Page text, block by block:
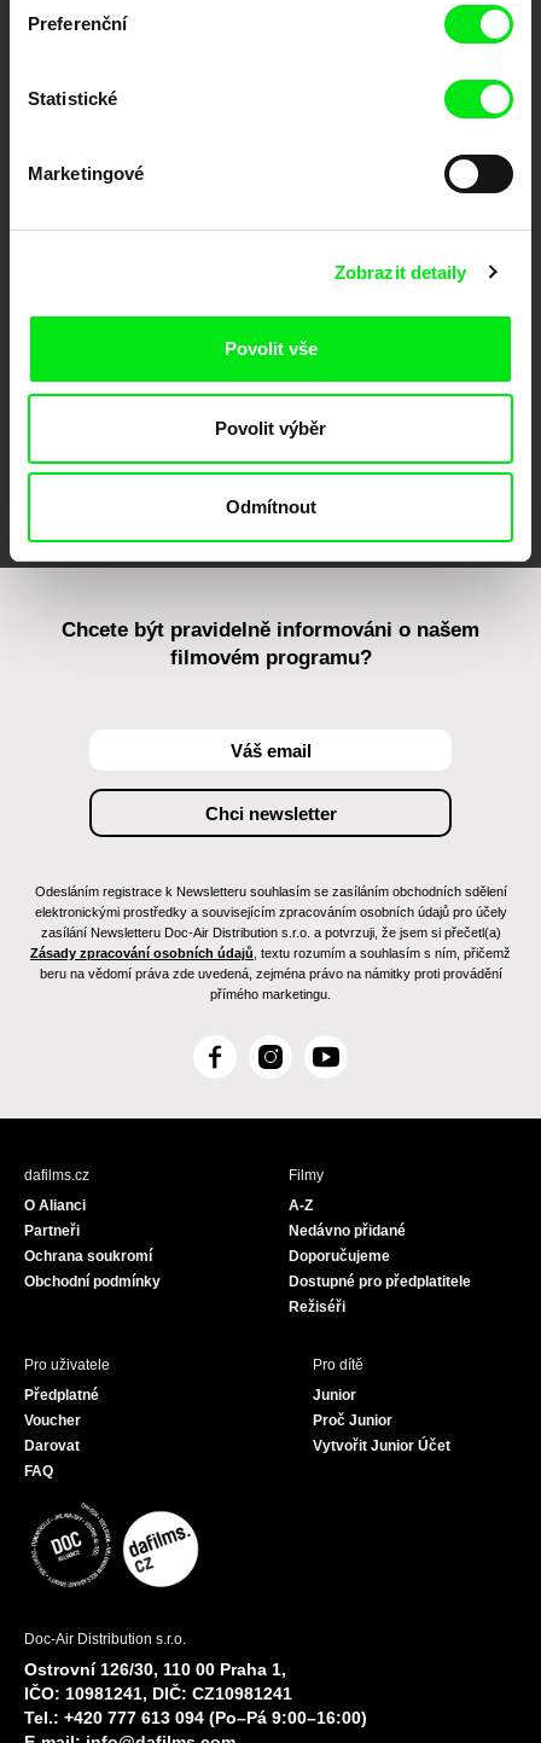
Preferenční
Statistické
Marketingové
Zobrazit detaily
Povolit vše
Povolit výběr
Odmítnout
Against Gravity
FIDMarseille MFDF Ji.hlava Visions du Réel
Chcete být pravidelně informováni o našem
filmovém programu?
Odesláním registrace k Newsletteru souhlasím se zasíláním obchodních sdělení
elektronickými prostředky a souvisejícím zpracováním osobních údajů pro účely
zasílání Newsletteru Doc-Air Distribution s.r.o. a potvrzuji, že jsem si přečetl(a)
Zásady zpracování osobních údajů , textu rozumím a souhlasím s ním, přičemž
beru na vědomí práva zde uvedená, zejména právo na námitky proti provádění
přímého marketingu.
F
c
I
s
Y
u
dafilms.cz
O Alianci
Partneři
Ochrana soukromí
Obchodní podmínky
Filmy
A-Z
Nedávno přidané
Doporučujeme
Dostupné pro předplatitele
Režiséři
Pro uživatele
Předplatné
Voucher
Darovat
FAQ
Pro dítě
Junior
Proč Junior
Vytvořit Junior Účet
Doc-Air Distribution s.r.o.
Ostrovní 126/30, 110 00 Praha 1,
IČO: 10981241, DIČ: CZ10981241
Tel.: +420 777 613 094 (Po–Pá 9:00–16:00)